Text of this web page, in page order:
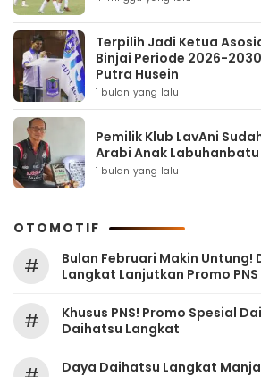
Terpilih Jadi Ketua
Binjai Periode 2026-
Putra Husein
1 bulan yang lalu
Pemilik Klub LavAni
Arabi Anak Labuhanbatu
1 bulan yang lalu
OTOMOTIF
#
Bulan Februari Makin Untung!
Langkat Lanjutkan Promo
#
Khusus PNS! Promo Spesial
Daihatsu Langkat
Daya Daihatsu Langkat